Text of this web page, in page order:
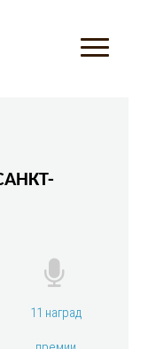
11 наград